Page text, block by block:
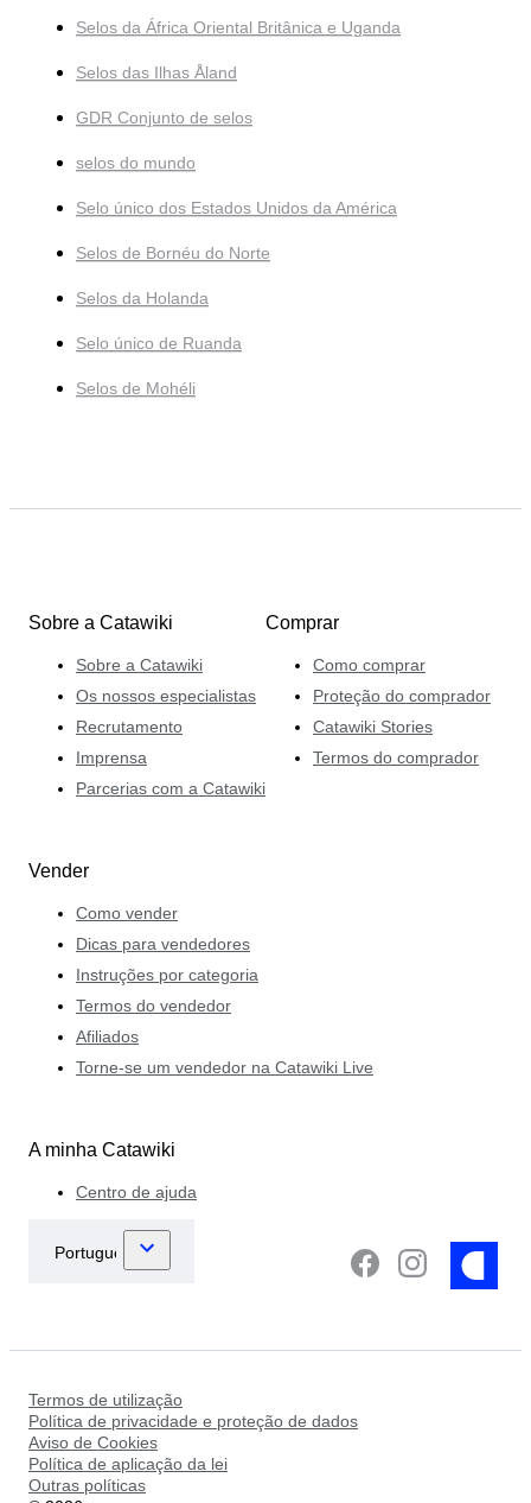
Selos da África Oriental Britânica e Uganda
Selos das Ilhas Åland
GDR Conjunto de selos
selos do mundo
Selo único dos Estados Unidos da América
Selos de Bornéu do Norte
Selos da Holanda
Selo único de Ruanda
Selos de Mohéli
Sobre a Catawiki
Sobre a Catawiki
Os nossos especialistas
Recrutamento
Imprensa
Parcerias com a Catawiki
Comprar
Como comprar
Proteção do comprador
Catawiki Stories
Termos do comprador
Vender
Como vender
Dicas para vendedores
Instruções por categoria
Termos do vendedor
Afiliados
Torne-se um vendedor na Catawiki Live
A minha Catawiki
Centro de ajuda
Termos de utilização
Política de privacidade e proteção de dados
Aviso de Cookies
Política de aplicação da lei
Outras políticas